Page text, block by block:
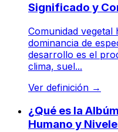
Significado y
Comunidad
dominancia de
desarrollo es el
clima, suel...
Ver definición →
¿Qué es la
Humano y